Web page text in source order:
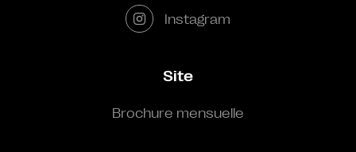
Instagram
Site
Brochure mensuelle